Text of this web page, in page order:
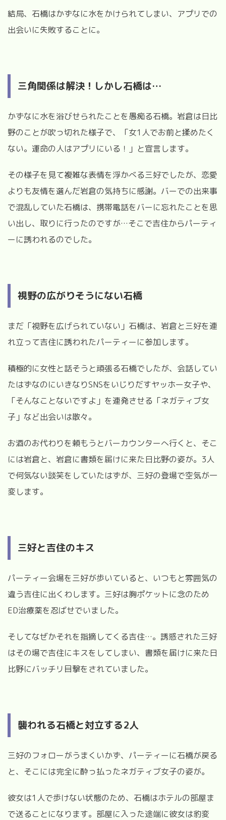
結局、石橋はかずなに水をかけられてしまい、アプリでの
出会いに失敗することに。
三角関係は解決！しかし石橋は…
かずなに水を浴びせられたことを愚痴る石橋。岩倉は日比
野のことが吹っ切れた様子で、「女1 人でお前と揉めたく
ない。運命の人はアプリにいる！」と宣言します。
その様子を見て複雑な表情を浮かべる三好でしたが、恋愛
よりも友情を選んだ岩倉の気持ちに感謝。バーでの出来事
で混乱していた石橋は、携帯電話をバーに忘れたことを思
い出し、取りに行ったのですが…そこで吉住からパーティ
ーに誘われるのでした。
視野の広がりそうにない石橋
まだ「視野を広げられていない」石橋は、岩倉と三好を連
れ立って吉住に誘われたパーティーに参加します。
積極的に女性と話そうと頑張る石橋でしたが、会話してい
たはずなのにいきなりSNSをいじりだすヤッホー女子や、
「そんなことないですよ」を連発させる「ネガティブ女
子」など出会いは散々。
お酒のお代わりを頼もうとバーカウンターへ行くと、そこ
には岩倉と、岩倉に書類を届けに来た日比野の姿が。 3人
で何気ない談笑をしていたはずが、三好の登場で空気が一
変します。
三好と吉住のキス
パーティー会場を三好が歩いていると、いつもと雰囲気の
違う吉住に出くわします。三好は胸ポケットに念のため
ED治療薬を忍ばせでいました。
そしてなぜかそれを指摘してくる吉住…。誘惑された三好
はその場で吉住にキスをしてしまい、書類を届けに来た日
比野にバッチリ目撃をされていました。
襲われる石橋と対立する2人
三好のフォローがうまくいかず、パーティーに石橋が戻る
と、そこには完全に酔っ払ったネガティブ女子の姿が。
彼女は1 人で歩けない状態のため、石橋はホテルの部屋ま
で送ることになります。部屋に入った途端に彼女は豹変